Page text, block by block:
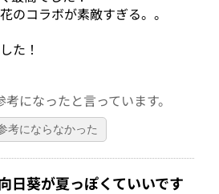
のコラボが素敵すぎる。。
た！
考になったと言っています。
考にならなかった
日葵が夏っぽくていいです